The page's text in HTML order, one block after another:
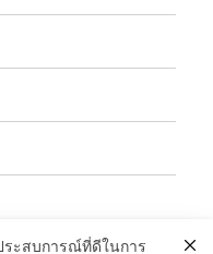
ะสบการณ์ที่ดีในการ